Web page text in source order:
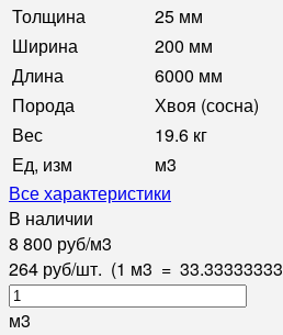
Толщина
25 мм
Ширина
200 мм
Длина
6000 мм
Порода
Хвоя (сосна)
Вес
19.6 кг
Ед, изм
м3
Все характеристики
В наличии
8 800 руб/м3
264 руб/шт. (1 м3 = 33.33333333
м3